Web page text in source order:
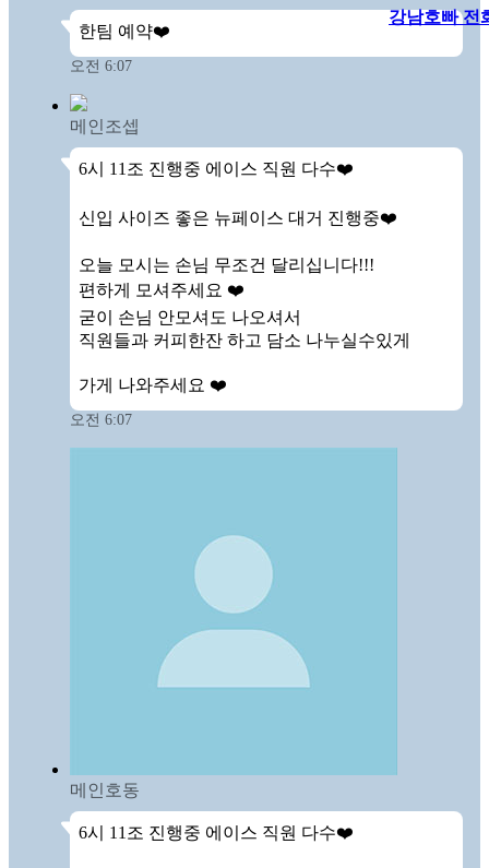
강남호빠전
한팀 예약❤️
오전 6:07
메인조셉
6시 11조 진행중 에이스 직원 다수❤️
신입 사이즈 좋은 뉴페이스 대거 진행중❤️
오늘 모시는 손님 무조건 달리십니다!!!
편하게 모셔주세요 ❤️
굳이 손님 안모셔도 나오셔서
직원들과 커피한잔 하고 담소 나누실수있게
가게 나와주세요 ❤️
오전 6:07
메인호동
6시 11조 진행중 에이스 직원 다수❤️